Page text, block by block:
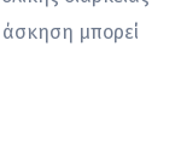
άσκηση μπορεί